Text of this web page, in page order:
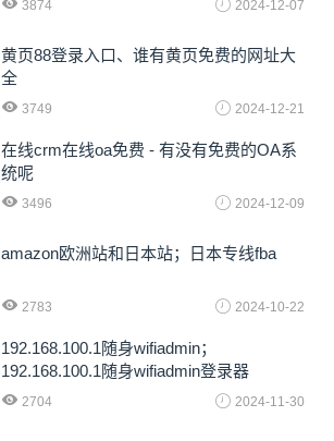
3874 2024-12-07
黄页88登录入口、谁有黄页免费的网址大
全
3749 2024-12-21
在线crm在线oa免费 - 有没有免费的OA系
统呢
3496 2024-12-09
amazon欧洲站和日本站；日本专线fba
2783 2024-10-22
192.168.100.1随身wifiadmin；
192.168.100.1随身wifiadmin登录器
2704 2024-11-30